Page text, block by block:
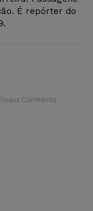
É repórter do
Comments